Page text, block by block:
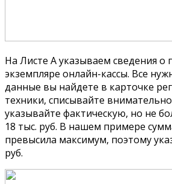
На Листе А указываем сведения о
экземпляре онлайн-кассы. Все
данные вы найдете в карточке
техники, списывайте
указывайте фактическую, но не
18 тыс. руб. В нашем примере
превысила максимум, поэтому
руб.